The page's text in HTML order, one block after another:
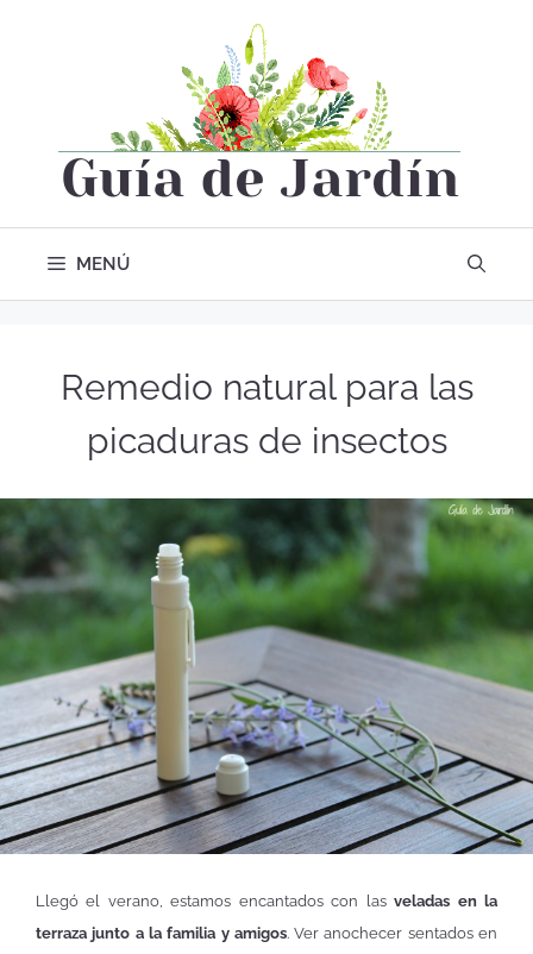
MENÚ
Remedio natural para las
picaduras de insectos
Llegó el verano, estamos encantados con lasveladas en la
terraza junto a la familia y amigos. Ver anochecer sentados en